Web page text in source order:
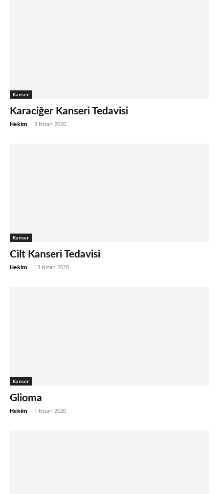
Kanser
Karaciğer Kanseri Tedavisi
Hekim - 3 Nisan 2020
Kanser
Cilt Kanseri Tedavisi
Hekim - 13 Nisan 2020
Kanser
Glioma
Hekim - 1 Nisan 2020